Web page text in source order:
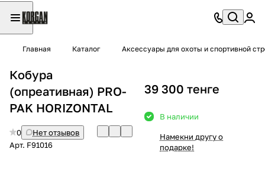
Главная Каталог Аксессуары для охоты и спортивной
Кобура
(опреативная) PRO-
PAK HORIZONTAL
0
Нет отзывов
Арт. F91016
39 300 тенге
В наличии
Намекни другу о
подарке!